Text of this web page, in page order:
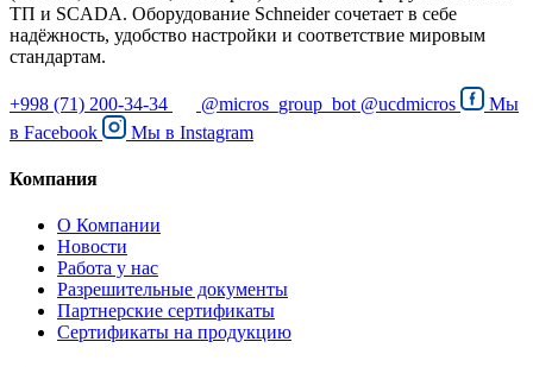
ТП и SCADA. Оборудование Schneider сочетает в себе
надёжность, удобство настройки и соответствие мировым
стандартам.
+998 (71) 200-34-34 @micros_group_bot @ucdmicros
Мы
в Facebook Мы в Instagram
Компания
О Компании
Новости
Работа у нас
Разрешительные документы
Партнерские сертификаты
Сертификаты на продукцию